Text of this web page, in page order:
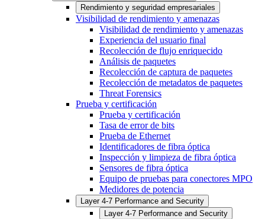
Rendimiento y seguridad empresariales
Visibilidad de rendimiento y amenazas
Visibilidad de rendimiento y amenazas
Experiencia del usuario final
Recolección de flujo enriquecido
Análisis de paquetes
Recolección de captura de paquetes
Recolección de metadatos de paquetes
Threat Forensics
Prueba y certificación
Prueba y certificación
Tasa de error de bits
Prueba de Ethernet
Identificadores de fibra óptica
Inspección y limpieza de fibra óptica
Sensores de fibra óptica
Equipo de pruebas para conectores MPO
Medidores de potencia
Layer 4-7 Performance and Security
Layer 4-7 Performance and Security